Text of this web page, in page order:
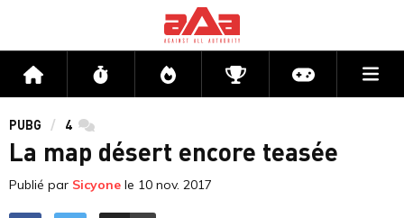
Accueil Flux Directs CompétitionsActu jeux
PUBG 4 commentaires
La map désert encore teasée
Publié par Sicyone le 10 nov. 2017